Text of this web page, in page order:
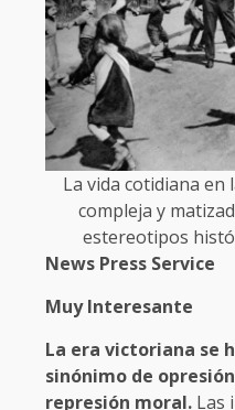
La vida cotidiana en
compleja y
estereotipos
News Press Service
Muy Interesante
La era victoriana se
sinónimo de
represión moral. Las